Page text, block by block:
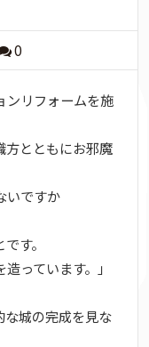
0
ンリフォームを施
方とともにお邪魔
いですか
す。
っています。」
な城の完成を見な